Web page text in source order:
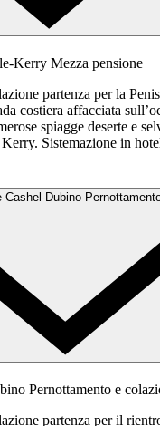
Kerry Mezza pensione
partenza per la
costiera affacciata
spiagge deserte e
Sistemazione in
Cashel-Dubino
Pernottamento e
partenza per il